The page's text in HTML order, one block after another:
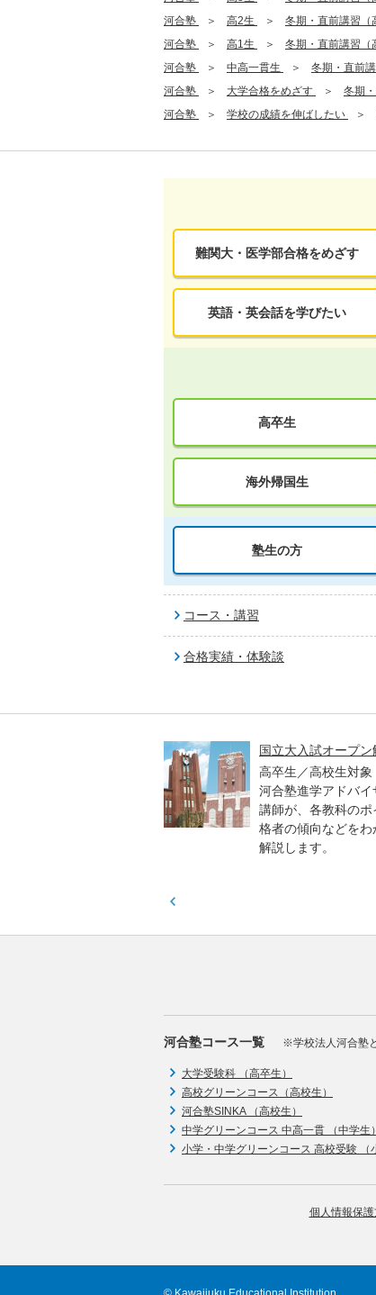
河合塾
高2生 冬期・直前講習（
河合塾
高1生 冬期・直前講習（
河合塾
中高一貫生 冬期・直前
河合塾
大学合格をめざす 冬期
河合塾
学校の成績を伸ばしたい
難関大・医学部合格をめざす
英語・英会話を学びたい
高卒生
海外帰国生
塾生の方
コース・講習
合格実績・体験談
国立大入試オープ
高卒生／高校生対象
河合塾進学アドバイ
講師が、各教科のポ
格者の傾向などをわ
解説します。
河合塾コース一覧 ※学校法人河合塾
大学受験科 （高卒生）
高校グリーンコース（高校生）
河合塾SINKA （高校生）
中学グリーンコース 中高一貫 （中学生）
小学・中学グリーンコース 高校受験 （
個人情報保